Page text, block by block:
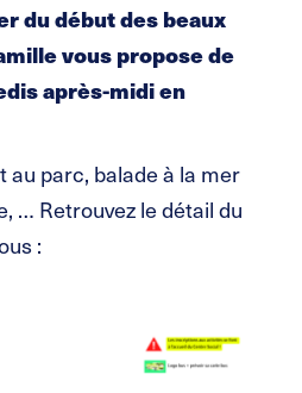
du début des beaux
vous propose de
après-midi en
au parc, balade à la mer
… Retrouvez le détail du
: